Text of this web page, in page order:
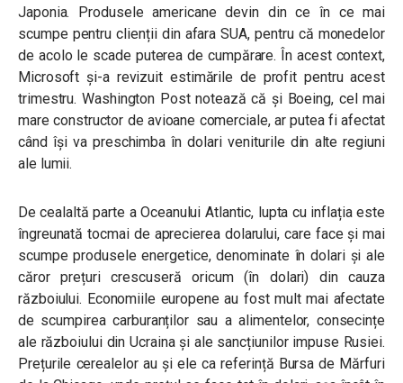
Japonia. Produsele americane devin din ce în ce mai
scumpe pentru clienții din afara SUA, pentru că monedelor
de acolo le scade puterea de cumpărare. În acest context,
Microsoft și-a revizuit estimările de profit pentru acest
trimestru. Washington Post notează că și Boeing, cel mai
mare constructor de avioane comerciale, ar putea fi afectat
când își va preschimba în dolari veniturile din alte regiuni
ale lumii.
De cealaltă parte a Oceanului Atlantic, lupta cu inflația este
îngreunată tocmai de aprecierea dolarului, care face și mai
scumpe produsele energetice, denominate în dolari și ale
căror prețuri crescuseră oricum (în dolari) din cauza
războiului. Economiile europene au fost mult mai afectate
de scumpirea carburanților sau a alimentelor, consecințe
ale războiului din Ucraina și ale sancțiunilor impuse Rusiei.
Prețurile cerealelor au și ele ca referință Bursa de Mărfuri